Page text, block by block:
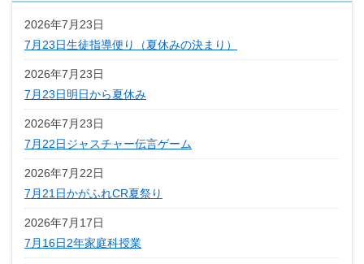
2026年7月23日
7月23日生徒指導便り（夏休みの決まり）
2026年7月23日
7月23日明日から夏休み
2026年7月23日
7月22日ジャスチャー伝言ゲーム
2026年7月22日
7月21日かがふれCR夏祭り
2026年7月17日
7月16日2年家庭科授業